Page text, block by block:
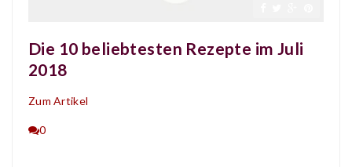
Die 10 beliebtesten Rezepte im Juli
2018
Zum Artikel
0